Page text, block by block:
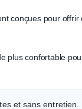
conçues pour offrir
plus confortable
et sans entretien.